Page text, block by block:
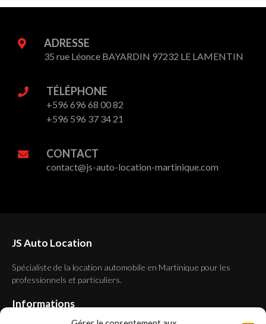
ADRESSE
35 rue Léonce BAYARDIN 97232 LE LAMENTIN
TÉLÉPHONE
+596 696 68 00 82
+596 596 37 34 21
CONTACT
contact@js-auto-location-martinique.com
JS Auto Location
Spécialiste de la location automobile en Martinique pour les
professionnels et particuliers.
Informations